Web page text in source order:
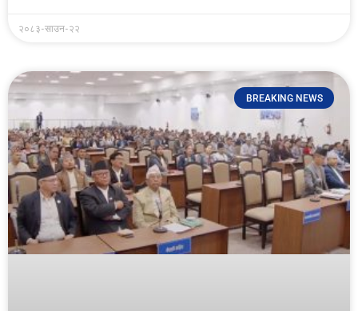
२०८३-साउन-२२
BREAKING NEWS